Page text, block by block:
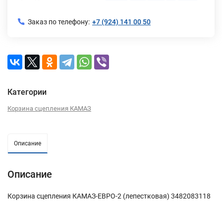
Заказ по телефону: +7 (924) 141 00 50
Категории
Корзина сцепления КАМАЗ
Описание
Описание
Корзина сцепления КАМАЗ-ЕВРО-2 (лепестковая) 3482083118